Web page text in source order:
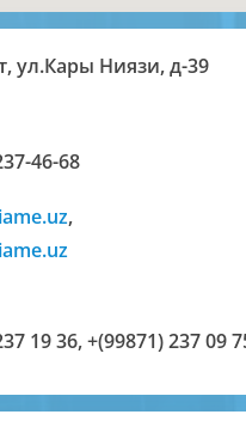
ул.Кары Ниязи, д-39
46-68
,
19 36,+(99871) 237 09